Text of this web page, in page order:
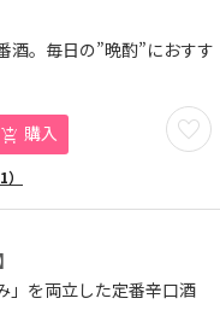
酒。毎日の”晩酌”におすす
お気
購入
）
」を両立した定番辛口酒